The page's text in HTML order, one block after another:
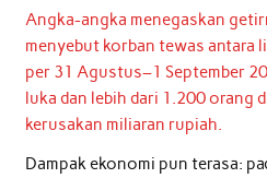
Angka-angka menegaskan
menyebut korban tewas antara
per 31 Agustus–1 September
luka dan lebih dari 1.200 orang
kerusakan miliaran rupiah.
Dampak ekonomi pun terasa: